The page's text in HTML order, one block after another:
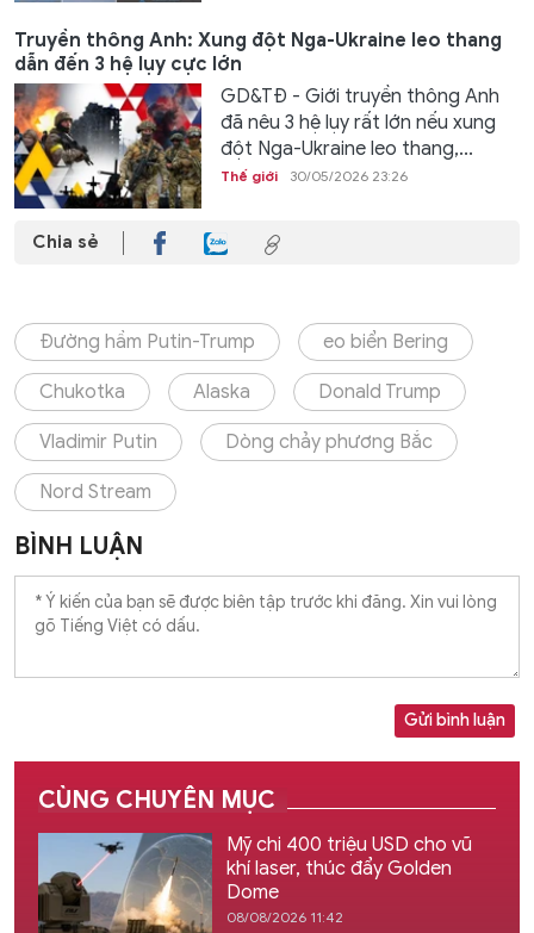
Truyền thông Anh: Xung đột Nga-Ukraine leo thang
dẫn đến 3 hệ lụy cực lớn
GD&TĐ - Giới truyền thông Anh
đã nêu 3 hệ lụy rất lớn nếu xung
đột Nga-Ukraine leo thang,...
Thế giới 30/05/2026 23:26
Chia sẻ
Đường hầm Putin-Trump eo biển Bering
Chukotka Alaska Donald Trump
Vladimir Putin Dòng chảy phương Bắc
Nord Stream
BÌNH LUẬN
Gửi bình luận
CÙNG CHUYÊN MỤC
Mỹ chi 400 triệu USD cho vũ
khí laser, thúc đẩy Golden
Dome
08/08/2026 11:42